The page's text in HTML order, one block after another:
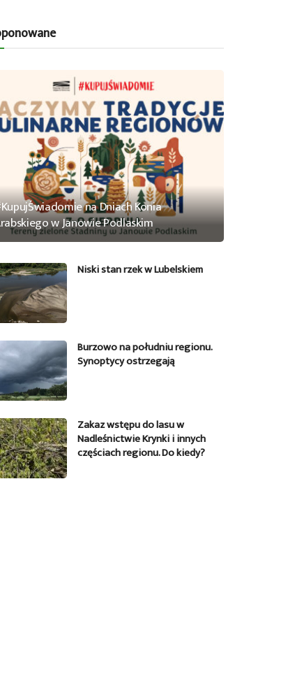
na Dniach Konia
w Janowie Podlaskim
Niski stan rzek w Lubelskiem
Burzowo na południu regionu.
Synoptycy ostrzegają
Zakaz wstępu do lasu w
Nadleśnictwie Krynki i innych
częściach regionu. Do kiedy?